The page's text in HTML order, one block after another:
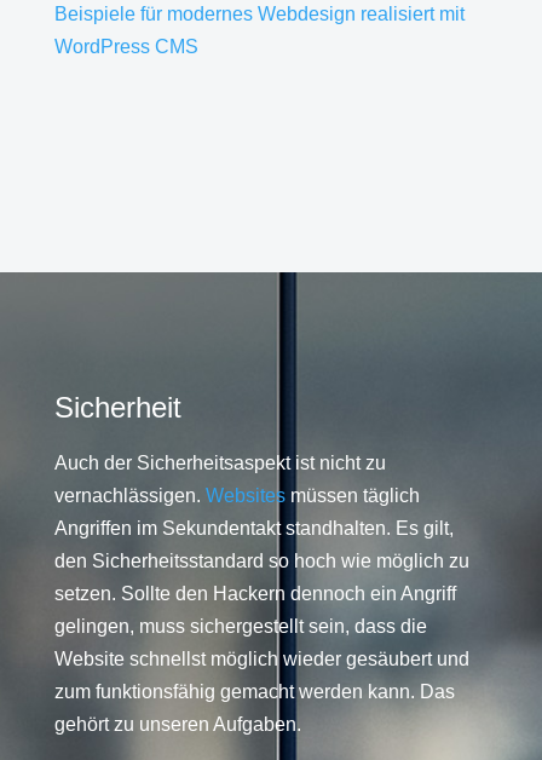
Beispiele für modernes Webdesign realisiert mit
WordPress CMS
Sicherheit
Auch der Sicherheitsaspekt ist nicht zu
vernachlässigen. Websitesmüssen täglich
Angriffen im Sekundentakt standhalten. Es gilt,
den Sicherheitsstandard so hoch wie möglich zu
setzen. Sollte den Hackern dennoch ein Angriff
gelingen, muss sichergestellt sein, dass die
Website schnellst möglich wieder gesäubert und
zum funktionsfähig gemacht werden kann. Das
gehört zu unseren Aufgaben.